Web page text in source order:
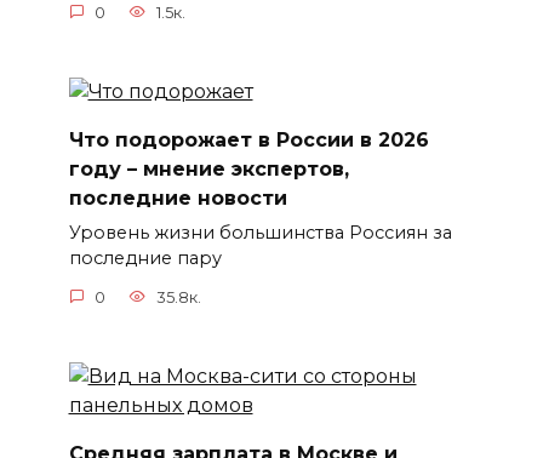
0 1.5к.
Что подорожает в России в 2026
году – мнение экспертов,
последние новости
Уровень жизни большинства Россиян за
последние пару
0 35.8к.
Средняя зарплата в Москве и